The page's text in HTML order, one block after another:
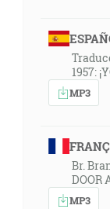
1957:
MP3
Br.
DOOR
MP3